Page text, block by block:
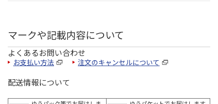
マークや記載内容について
よくあるお問い合わせ
お支払い方法 注文のキャンセルについて
配送情報について